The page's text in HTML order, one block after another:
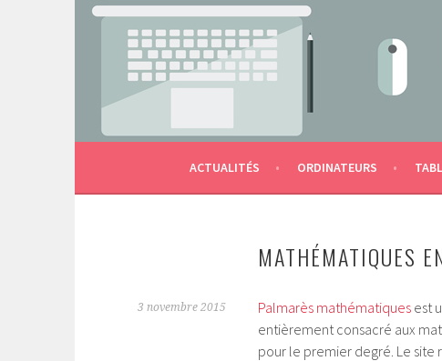
Aller
MACTERNELLE
LES OUTILS NUMÉRIQUES DE L'ÉCOLE AU
ACTUALITÉS ORDINATEURS
MATHÉMATIQUES
3 novembre 2015 Palmarès mathématiques est
entièrement consacré aux
pour le premier degré. Le site